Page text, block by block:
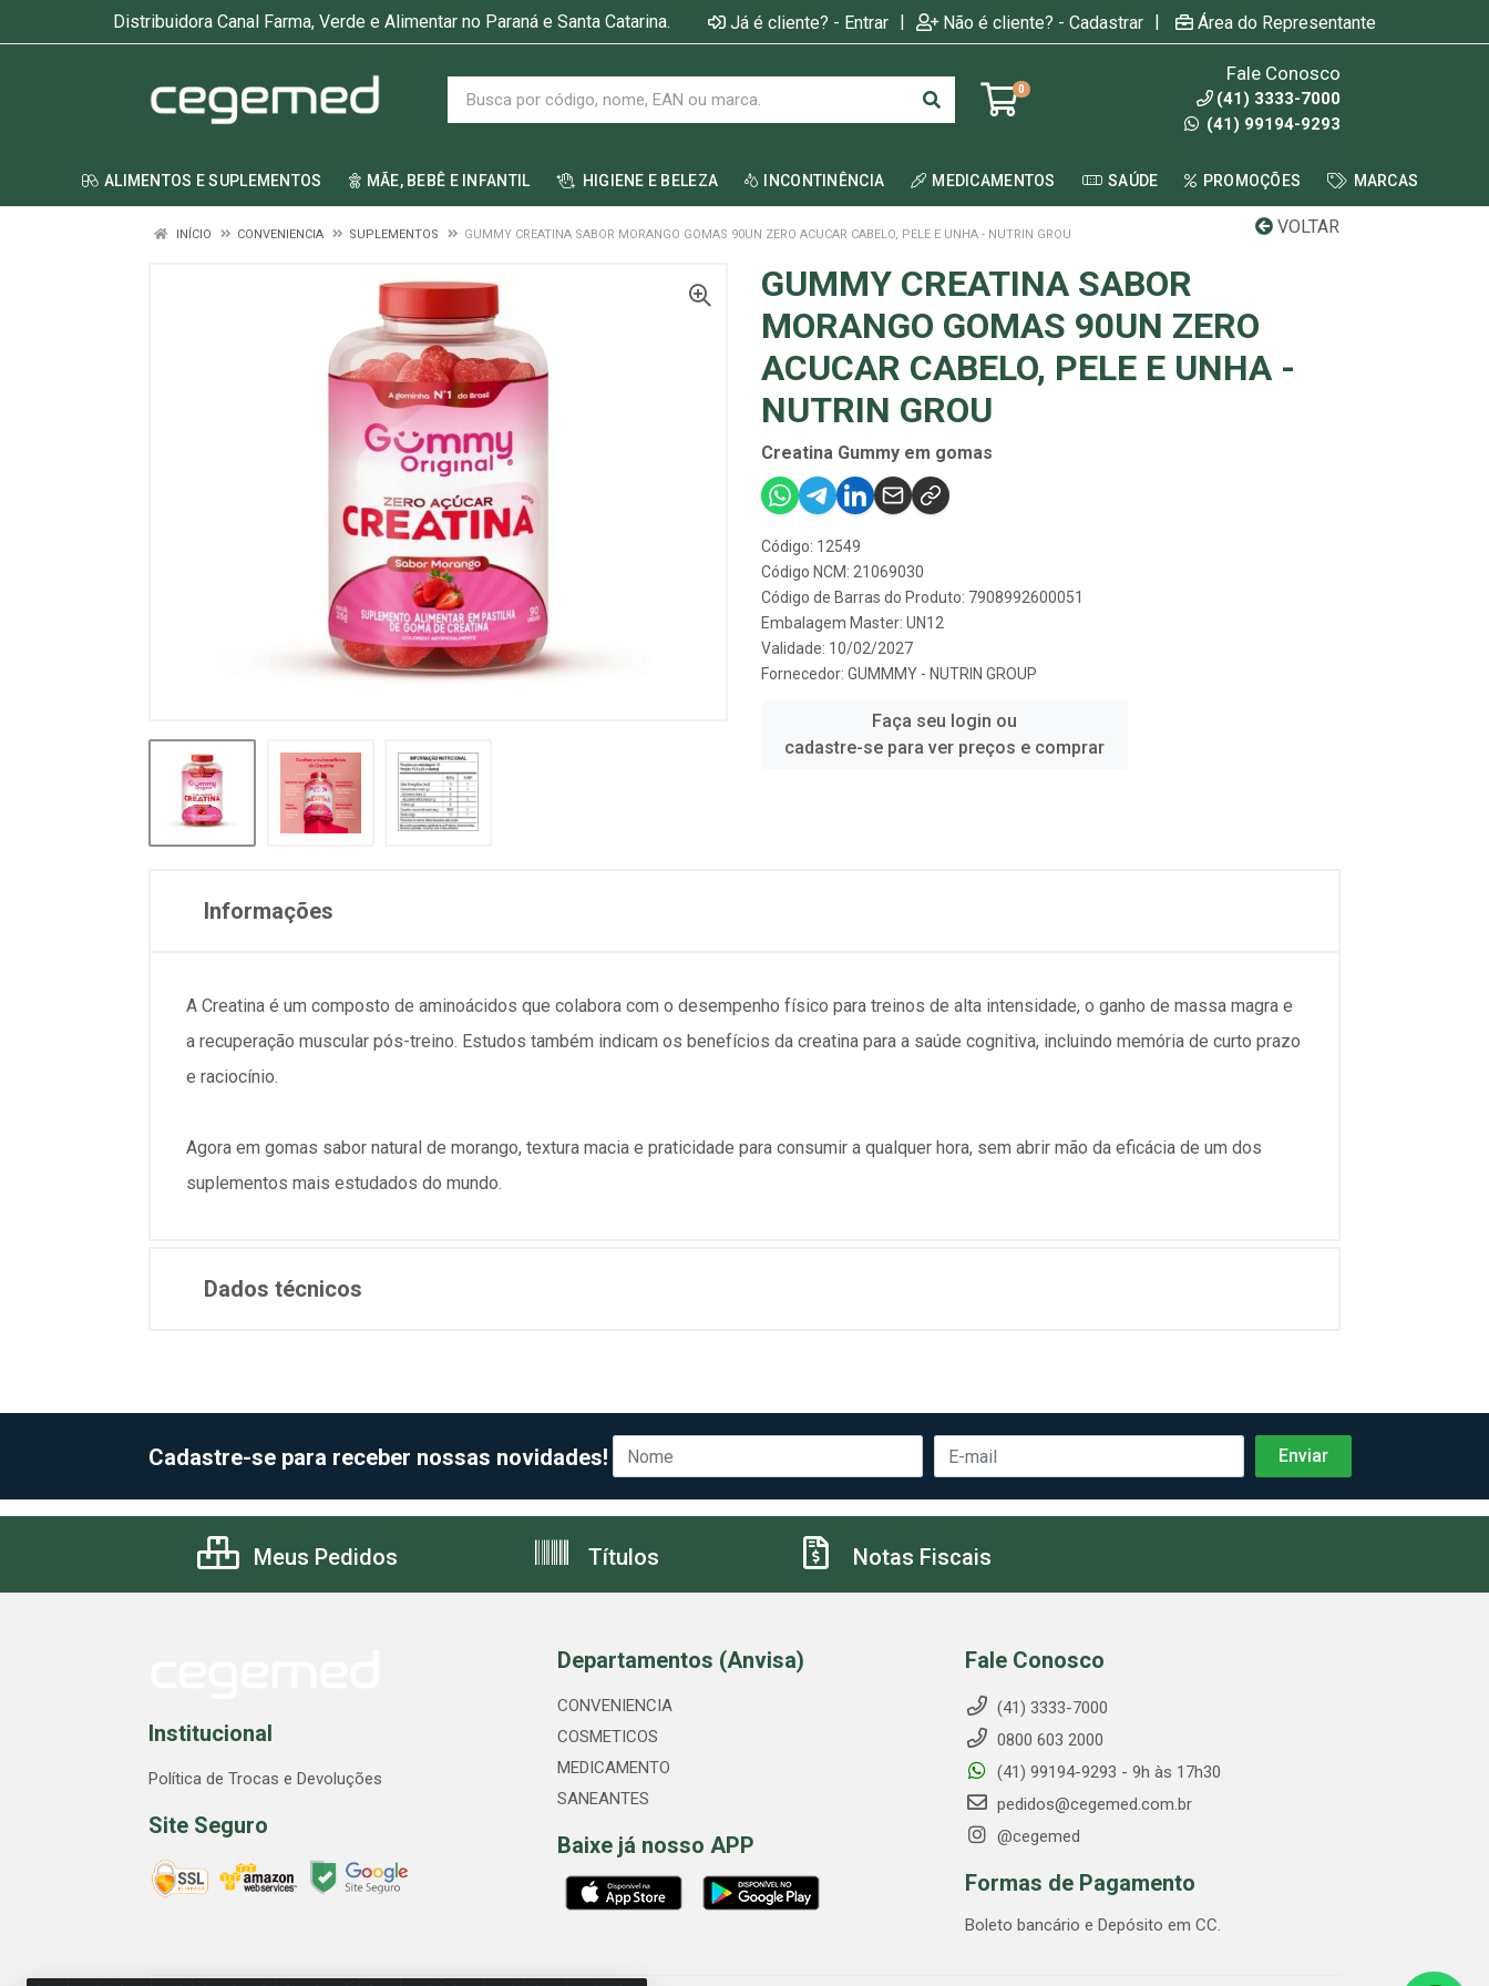
Distribuidora Canal Farma, Verde e Alimentar no Paraná e Santa Catarina. Já é cliente? - Entrar | Não é cliente? - Cadastrar | Área do Representante
0
Fale Conosco
(41) 3333-7000
(41) 99194-9293
ALIMENTOS E SUPLEMENTOS MÃE, BEBÊ E INFANTIL HIGIENE E BELEZA INCONTINÊNCIA MEDICAMENTOS SAÚDE PROMOÇÕES MARCAS
VOLTAR
INÍCIO CONVENIENCIA SUPLEMENTOS GUMMY CREATINA SABOR MORANGO GOMAS 90UN ZERO ACUCAR CABELO, PELE E UNHA - NUTRIN GROU
GUMMY CREATINA SABOR
MORANGO GOMAS 90UN ZERO
ACUCAR CABELO, PELE E UNHA -
NUTRIN GROU
Creatina Gummy em gomas
Código: 12549
Código NCM: 21069030
Código de Barras do Produto: 7908992600051
Embalagem Master: UN12
Validade: 10/02/2027
Fornecedor: GUMMMY - NUTRIN GROUP
Faça seu login ou
cadastre-se para ver preços e comprar
Informações
A Creatina é um composto de aminoácidos que colabora com o desempenho físico para treinos de alta intensidade, o ganho de massa magra e
a recuperação muscular pós-treino. Estudos também indicam os benefícios da creatina para a saúde cognitiva, incluindo memória de curto prazo
e raciocínio.
Agora em gomas sabor natural de morango, textura macia e praticidade para consumir a qualquer hora, sem abrir mão da eficácia de um dos
suplementos mais estudados do mundo.
Dados técnicos
Cadastre-se para receber nossas novidades!
Meus Pedidos Títulos Notas Fiscais
Institucional
Política de Trocas e Devoluções
Site Seguro
Departamentos (Anvisa)
CONVENIENCIA
COSMETICOS
MEDICAMENTO
SANEANTES
Baixe já nosso APP
Fale Conosco
(41) 3333-7000
0800 603 2000
(41) 99194-9293 - 9h às 17h30
pedidos@cegemed.com.br
@cegemed
Formas de Pagamento
Boleto bancário e Depósito em CC.